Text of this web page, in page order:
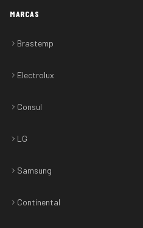
MARCAS
Brastemp
Electrolux
Consul
LG
Samsung
Continental